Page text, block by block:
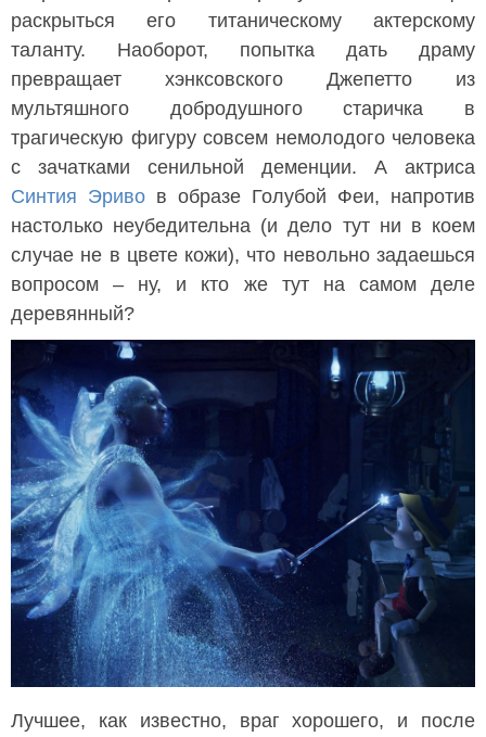
раскрыться его титаническому актерскому
таланту. Наоборот, попытка дать драму
превращает хэнксовского Джепетто из
мультяшного добродушного старичка в
трагическую фигуру совсем немолодого человека
с зачатками сенильной деменции. А актриса
Синтия Эриво в образе Голубой Феи, напротив
настолько неубедительна (и дело тут ни в коем
случае не в цвете кожи), что невольно задаешься
вопросом – ну, и кто же тут на самом деле
деревянный?
Лучшее, как известно, враг хорошего, и после